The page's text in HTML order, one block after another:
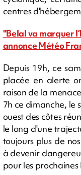
centres
"Belal va marquer
annonce Météo
Depuis 19h, ce
placée en alerte
raison de la
7h ce dimanche, le
ouest des côtes
le long d'une
toujours plus de
à devenir
pour les